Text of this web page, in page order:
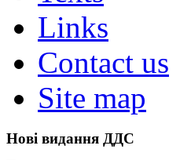
Links
Contact us
Site map
Нові видання ДДС